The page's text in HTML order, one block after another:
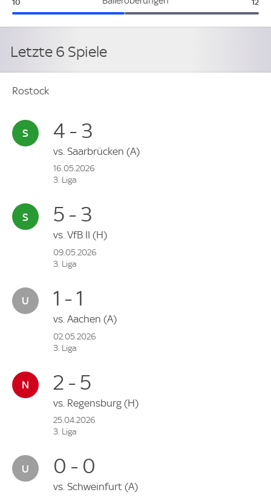
Letzte 6 Spiele
Rostock
4 - 3
vs. Saarbrücken (A)
16.05.2026
3. Liga
5 - 3
vs. VfB II (H)
09.05.2026
3. Liga
1 - 1
vs. Aachen (A)
02.05.2026
3. Liga
2 - 5
vs. Regensburg (H)
25.04.2026
3. Liga
0 - 0
vs. Schweinfurt (A)